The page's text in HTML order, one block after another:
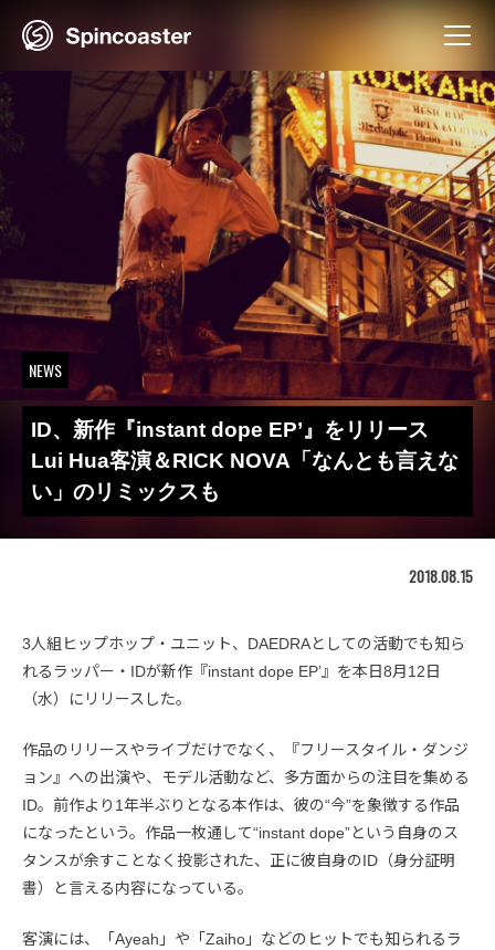
NEWS
ID、新作『instant dope EP’』をリリース
Lui Hua客演＆RICK NOVA「なんとも言えな
い」のリミックスも
2018.08.15
3人組ヒップホップ・ユニット、DAEDRAとしての活動でも知ら
れるラッパー・IDが新作『instant dope EP’』を本日8月12日
（水）にリリースした。
作品のリリースやライブだけでなく、『フリースタイル・ダンジ
ョン』への出演や、モデル活動など、多方面からの注目を集める
ID。前作より1年半ぶりとなる本作は、彼の“今”を象徴する作品
になったという。作品一枚通して“instant dope”という自身のス
タンスが余すことなく投影された、正に彼自身のID（身分証明
書）と言える内容になっている。
客演には、「Ayeah」や「Zaiho」などのヒットでも知られるラ